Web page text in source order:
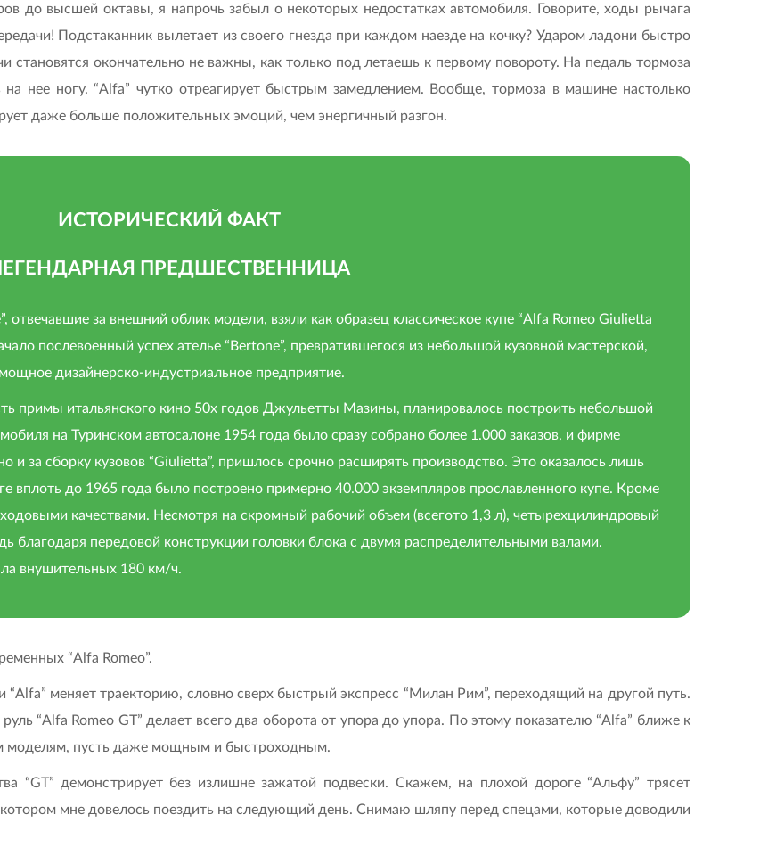
до высшей октавы, я напрочь забыл о некоторых недостатках автомобиля. Говорите, ходы рычага
Подстаканник вылетает из своего гнезда при каждом наезде на кочку? Ударом ладони быстро
становятся окончательно не важны, как только под летаешь к первому повороту. На педаль тормоза
нее ногу. “Alfa” чутко отреагирует быстрым замедлением. Вообще, тормоза в машине настолько
даже больше положительных эмоций, чем энергичный разгон.
ИСТОРИЧЕСКИЙ ФАКТ
ПРЕДШЕСТВЕННИЦА
отвечавшие за внешний облик модели, взяли как образец классическое купе “Alfa Romeo Giulietta
послевоенный успех ателье “Bertone”, превратившегося из небольшой кузовной мастерской,
дизайнерско-индустриальное предприятие.
примы итальянского кино 50х годов Джульетты Мазины, планировалось построить небольшой
на Туринском автосалоне 1954 года было сразу собрано более 1.000 заказов, и фирме
и за сборку кузовов “Giulietta”, пришлось срочно расширять производство. Это оказалось лишь
вплоть до 1965 года было построено примерно 40.000 экземпляров прославленного купе. Кроме
качествами. Несмотря на скромный рабочий объем (всегото 1,3 л), четырехцилиндровый
благодаря передовой конструкции головки блока с двумя распределительными валами.
внушительных 180 км/ч.
“Alfa Romeo”.
меняет траекторию, словно сверх быстрый экспресс “Милан Рим”, переходящий на другой путь.
“Alfa Romeo GT” делает всего два оборота от упора до упора. По этому показателю “Alfa” ближе к
моделям, пусть даже мощным и быстроходным.
“GT” демонстрирует без излишне зажатой подвески. Скажем, на плохой дороге “Альфу” трясет
котором мне довелось поездить на следующий день. Снимаю шляпу перед спецами, которые доводили